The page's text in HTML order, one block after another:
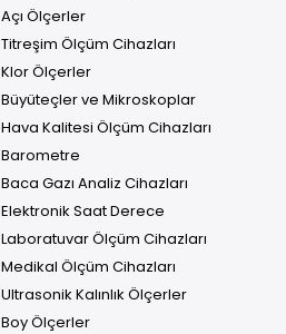
Açı Ölçerler
Titreşim Ölçüm Cihazları
Klor Ölçerler
Büyüteçler ve Mikroskoplar
Hava Kalitesi Ölçüm Cihazları
Barometre
Baca Gazı Analiz Cihazları
Elektronik Saat Derece
Laboratuvar Ölçüm Cihazları
Medikal Ölçüm Cihazları
Ultrasonik Kalınlık Ölçerler
Boy Ölçerler